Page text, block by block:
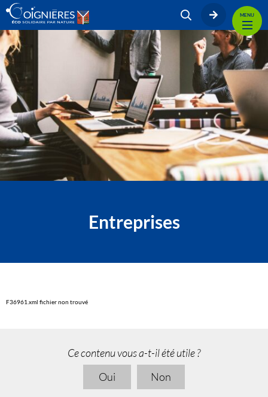
MENU
Entreprises
F36961.xml fichier non trouvé
Ce contenu vous a-t-il été utile ?
Oui
Non